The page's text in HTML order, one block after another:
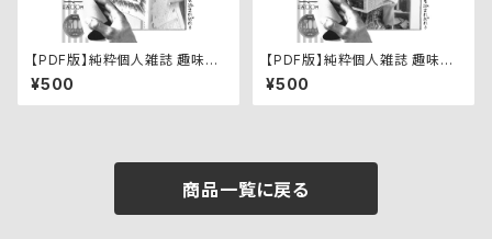
【PDF版】純粋個人雑誌 趣味と
実益 第四號
¥500
【PDF版】純粋個人雑誌 趣味と
実益 第六號
¥500
商品一覧に戻る